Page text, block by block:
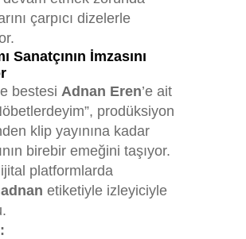
çarpıcı dizelerle
Sanatçının İmzasını
bestesi Adnan Eren’e ait
prodüksiyon
klip yayınına kadar
birebir emeğini taşıyor.
platformlarda
etiketiyle izleyiciyle